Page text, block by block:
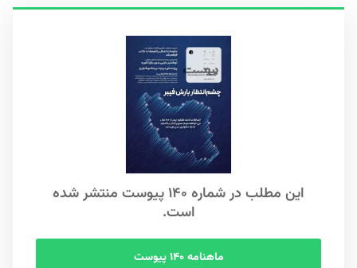
این مطلب در شماره ۱۴۰ پیوست منتشر شده
است.
ماهنامه ۱۴۰ پیوست